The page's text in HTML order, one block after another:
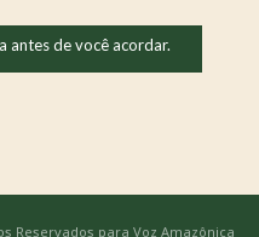
antes de você acordar.
Reservados para Voz Amazônica